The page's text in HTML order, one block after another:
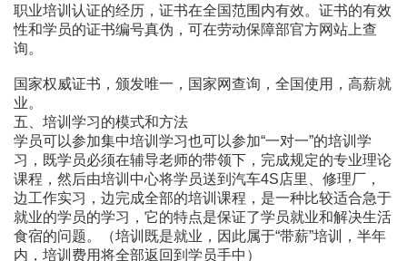
职业培训认证的经历，证书在全国范围内有效。证书的有效
性和学员的证书编号真伪，可在劳动保障部官方网站上查
询。
国家权威证书，颁发唯一，国家网查询，全国使用，高薪就
业。
五、培训学习的模式和方法
学员可以参加集中培训学习也可以参加“一对一”的培训学
习，既学员必须在辅导老师的带领下，完成规定的专业理论
课程，然后由培训中心将学员送到汽车4S店里、修理厂，
边工作实习，边完成全部的培训课程，是一种比较适合急于
就业的学员的学习，它的特点是保证了学员就业和解决生活
食宿的问题。（培训既是就业，因此属于“带薪”培训，半年
内，培训费用将全部返回到学员手中）